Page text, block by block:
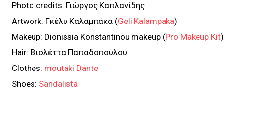
Photo credits: Γιώργος Καπλανίδης
Artwork: Γκέλυ Καλαμπάκα (Geli Kalampaka)
Makeup: Dionissia Konstantinou makeup (Pro Makeup Kit)
Hair: Βιολέττα Παπαδοπούλου
Clothes: moutaki Dante
Shoes: Sandalista